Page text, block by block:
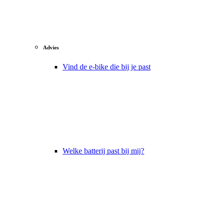
Advies
Vind de e-bike die bij je past
Welke batterij past bij mij?